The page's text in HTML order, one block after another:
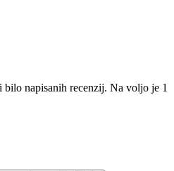
bilo napisanih recenzij. Na voljo je 1